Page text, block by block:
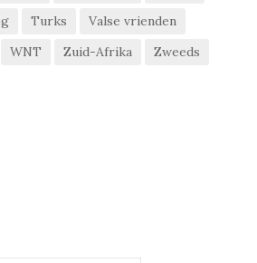
Turks
Valse vrienden
WNT Zuid-Afrika Zweeds